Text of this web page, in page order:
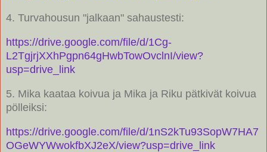
4. Turvahousun "jalkaan" sahaustesti:
https://drive.google.com/file/d/1Cg-
L2TgjrjXXhPgpn64gHwbTowOvclnI/view?
usp=drive_link
5. Mika kaataa koivua ja Mika ja Riku pätkivät koivua
pölleiksi:
https://drive.google.com/file/d/1nS2kTu93SopW7HA7
OGeWYWwokfbXJ2eX/view?usp=drive_link